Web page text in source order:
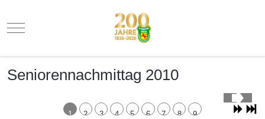
Mobile Menu Toggle
Seniorennachmittag 2010
1 2 3 4 5 6 7 8 9